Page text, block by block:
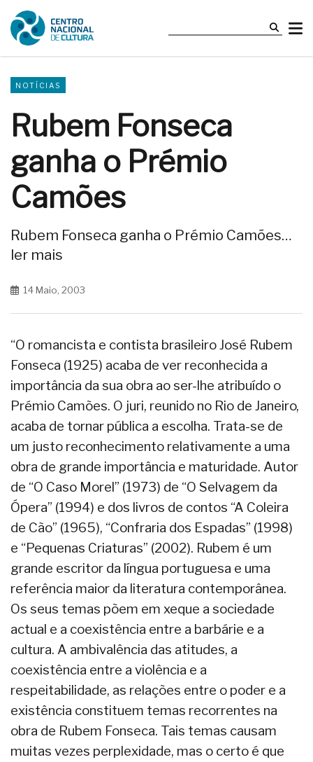
NOTÍCIAS
Rubem Fonseca
ganha o Prémio
Camões
Rubem Fonseca ganha o Prémio Camões…
ler mais
14 Maio, 2003
“O romancista e contista brasileiro José Rubem
Fonseca (1925) acaba de ver reconhecida a
importância da sua obra ao ser-lhe atribuído o
Prémio Camões. O juri, reunido no Rio de Janeiro,
acaba de tornar pública a escolha. Trata-se de
um justo reconhecimento relativamente a uma
obra de grande importância e maturidade. Autor
de “O Caso Morel” (1973) de “O Selvagem da
Ópera” (1994) e dos livros de contos “A Coleira
de Cão” (1965), “Confraria dos Espadas” (1998)
e “Pequenas Criaturas” (2002). Rubem é um
grande escritor da língua portuguesa e uma
referência maior da literatura contemporânea.
Os seus temas põem em xeque a sociedade
actual e a coexistência entre a barbárie e a
cultura. A ambivalência das atitudes, a
coexistência entre a violência e a
respeitabilidade, as relações entre o poder e a
existência constituem temas recorrentes na
obra de Rubem Fonseca. Tais temas causam
muitas vezes perplexidade, mas o certo é que